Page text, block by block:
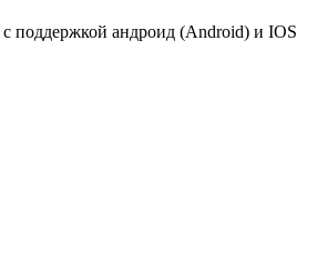
с поддержкой андроид (Android) и IOS